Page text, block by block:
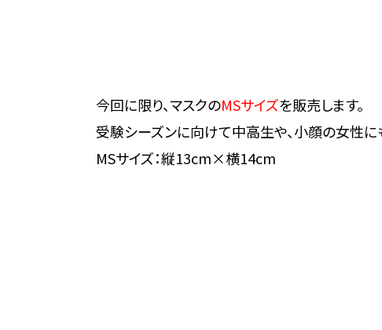
今回に限り、マスクのMSサイズを販売します。
受験シーズンに向けて中高生や、小顔の女性に
MSサイズ：縦13cm×横14cm